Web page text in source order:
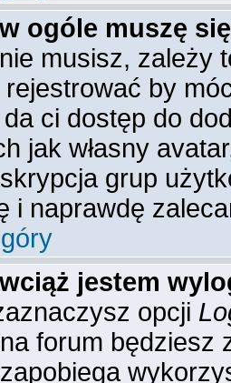
ogóle muszę
musisz, zależy
by
ci dostęp do
jak własny
grup
i naprawdę
jestem
opcji
forum będziesz